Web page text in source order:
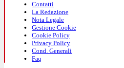
Contatti
La Redazione
Nota Legale
Gestione Cookie
Cookie Policy
Privacy Policy
Cond. Generali
Faq